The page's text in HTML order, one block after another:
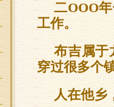
二OOO
工作。
布吉属于
穿过很多个
人在他乡